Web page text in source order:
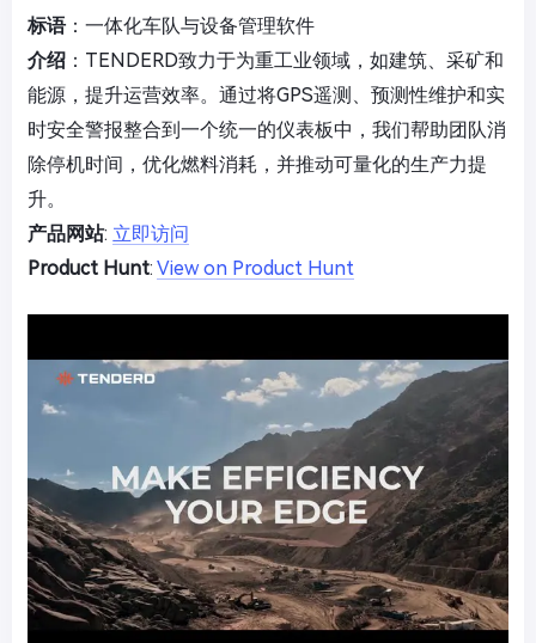
标语：一体化车队与设备管理软件
介绍 ：TENDERD致力于为重工业领域，如建筑、采矿和
能源，提升运营效率。通过将GPS遥测、预测性维护和实
时安全警报整合到一个统一的仪表板中，我们帮助团队消
除停机时间，优化燃料消耗，并推动可量化的生产力提
升。
产品网站: 立即访问
Product Hunt: View on Product Hunt